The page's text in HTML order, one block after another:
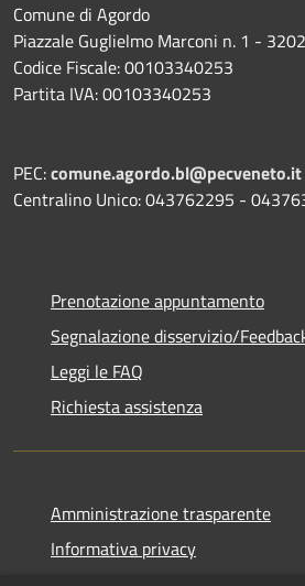
Comune di Agordo
Piazzale Guglielmo Marconi n. 1 -
Codice Fiscale: 00103340253
Partita IVA: 00103340253
PEC:comune.agordo.bl@pecveneto.it
Centralino Unico: 043762295 -
Prenotazione appuntamento
Segnalazione disservizio/
Leggi le FAQ
Richiesta assistenza
Amministrazione trasparente
Informativa privacy